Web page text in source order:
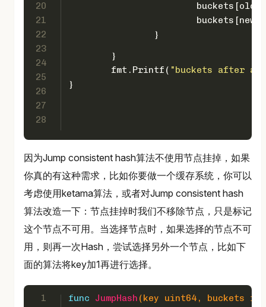
20
21
22
23
24
25
26
27
28
		}
	}
	fmt.Printf(
"buckets after
}
因为Jump consistent hash算法不使用节点挂掉，如果
你真的有这种需求，比如你要做一个缓存系统，你可以
考虑使用ketama算法，或者对Jump consistent hash
算法改造一下：节点挂掉时我们不移除节点，只是标记
这个节点不可用。当选择节点时，如果选择的节点不可
用，则再一次Hash，尝试选择另外一个节点，比如下
面的算法将key加1再进行选择。
1 func JumpHash (key uint64 , buckets int